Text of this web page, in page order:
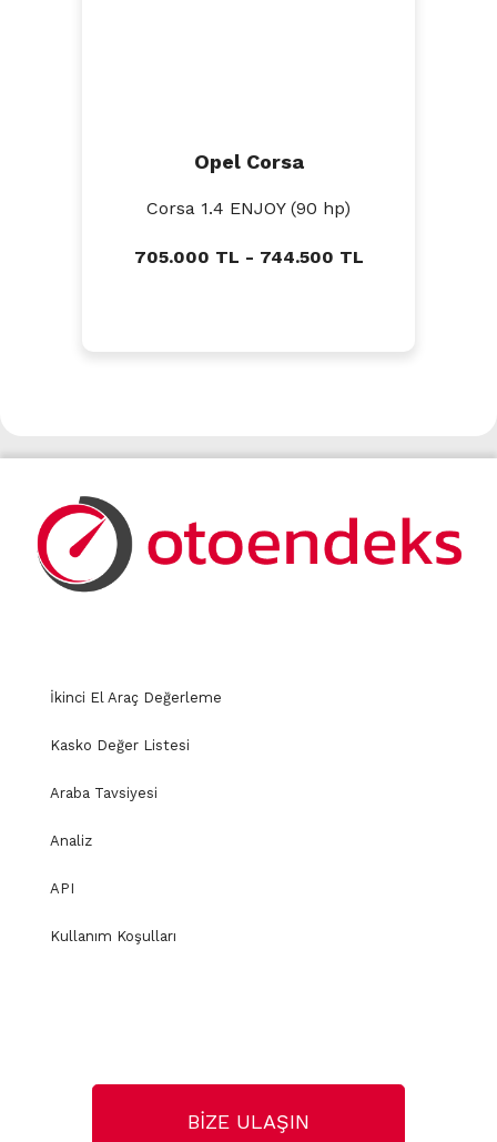
Opel Corsa
Corsa 1.4 ENJOY (90 hp)
705.000 TL - 744.500 TL
İkinci El Araç Değerleme
Kasko Değer Listesi
Araba Tavsiyesi
Analiz
API
Kullanım Koşulları
BİZE ULAŞIN